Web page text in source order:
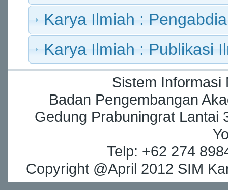
Karya Ilmiah :
Karya Ilmiah : Publikasi
Sistem Informasi
Badan Pengembangan
Gedung Prabuningrat Lantai
Telp: +62 274
Copyright @April 2012 SIM